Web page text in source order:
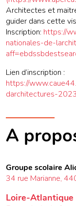
Architectes et
guider dans cette
Inscription: https://
nationales-de-
Lien d’inscription :
https://
darchitectures-
A
Groupe scolaire
34 rue Marianne,
Loire-Atlantique